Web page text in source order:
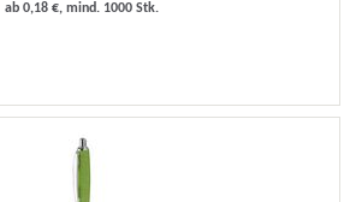
ab 0,18 €, mind. 1000 Stk.